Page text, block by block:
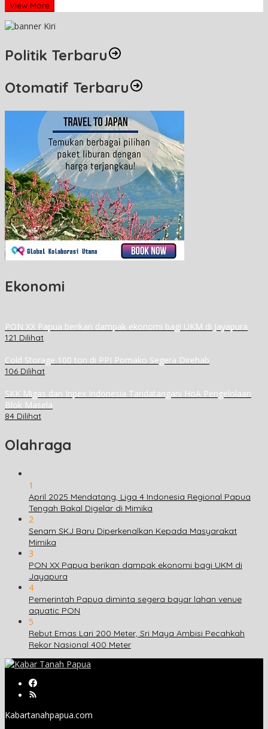
View More
Politik Terbaru
Otomatif Terbaru
Ekonomi
PON XX Papua berikan dampak ekonomi bagi UKM di Jayapura
121 Dilihat
Cold Storage 100 ton di PPI Pomako Segera Direhab
106 Dilihat
SKK Migas dan Inpex Indonesia Tandatangani HoA Pengelolaan
Blok Masela
84 Dilihat
Olahraga
1
April 2025 Mendatang, Liga 4 Indonesia Regional Papua
Tengah Bakal Digelar di Mimika
2
Senam SKJ Baru Diperkenalkan Kepada Masyarakat
Mimika
3
PON XX Papua berikan dampak ekonomi bagi UKM di
Jayapura
4
Pemerintah Papua diminta segera bayar lahan venue
aquatic PON
5
Rebut Emas Lari 200 Meter, Sri Maya Ambisi Pecahkah
Rekor Nasional 400 Meter
Kabartanahpapua.com